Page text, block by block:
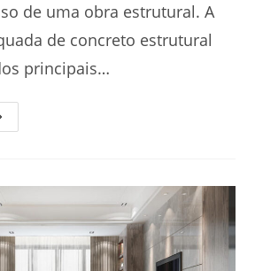
de uma obra estrutural. A
de concreto estrutural
principais…